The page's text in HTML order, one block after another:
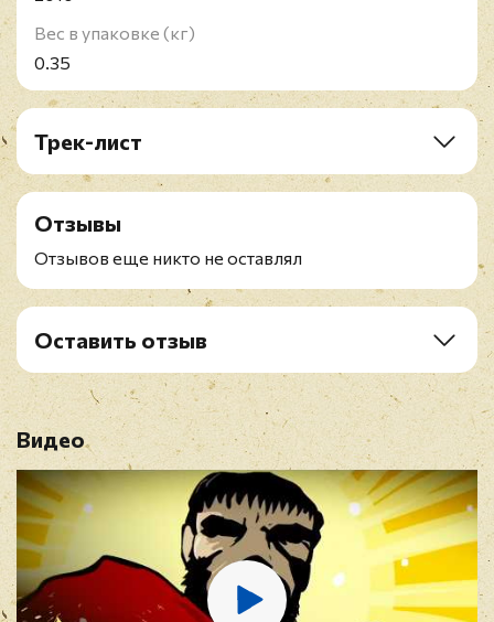
Вес в упаковке (кг)
0.35
Трек-лист
A1. Coat Of Arms
A2. Midway
A3. Uprising
A4. Screaming Eagles
B1. Aces In Exile
B2. Saboteurs
B3. Wehrmacht
B4. White Death
B5. Metal Ripper
Отзывы
Отзывов еще никто не оставлял
Оставить отзыв
Имя*
E-mail
Видео